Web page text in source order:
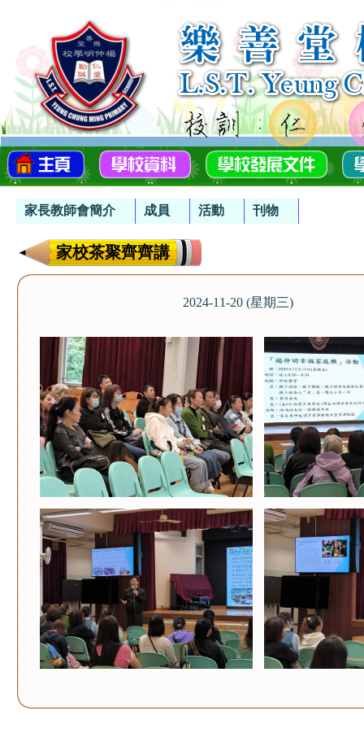
家長教師會簡介 成員 活動 刊物
家校茶聚齊齊講
2024-11-20 (星期三)